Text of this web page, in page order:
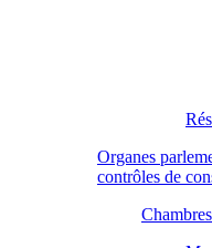
Organes
contrôles de